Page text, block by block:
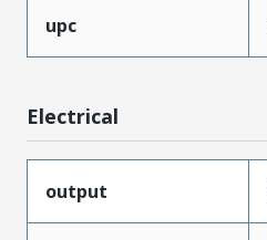
upc
Electrical
output